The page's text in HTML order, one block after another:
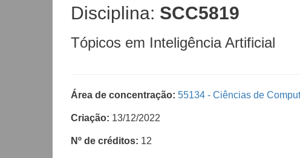
Disciplina: SCC5819
Tópicos em Inteligência Artificial
Área de concentração: 55134 - Ciências de
Criação: 13/12/2022
Nº de créditos: 12